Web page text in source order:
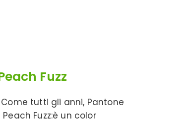
Fuzz
tutti gli anni, Pantone
Fuzz:è un color